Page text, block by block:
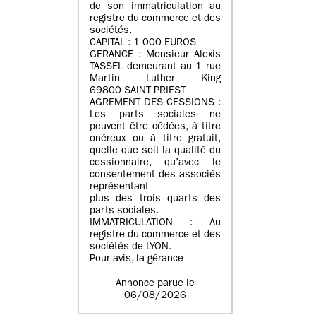
de son immatriculation au
registre du commerce et des
sociétés.
CAPITAL : 1 000 EUROS
GERANCE : Monsieur Alexis
TASSEL demeurant au 1 rue
Martin Luther King
69800 SAINT PRIEST
AGREMENT DES CESSIONS :
Les parts sociales ne
peuvent être cédées, à titre
onéreux ou à titre gratuit,
quelle que soit la qualité du
cessionnaire, qu’avec le
consentement des associés
représentant
plus des trois quarts des
parts sociales.
IMMATRICULATION : Au
registre du commerce et des
sociétés de LYON.
Pour avis, la gérance
Annonce parue le
06/08/2026